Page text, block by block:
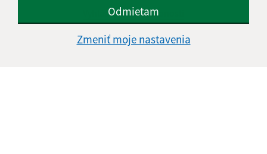
Odmietam
Zmeniť moje nastavenia
Vyhlásenie o prístupnosti
Autorské práva
Ochrana osobných údajov